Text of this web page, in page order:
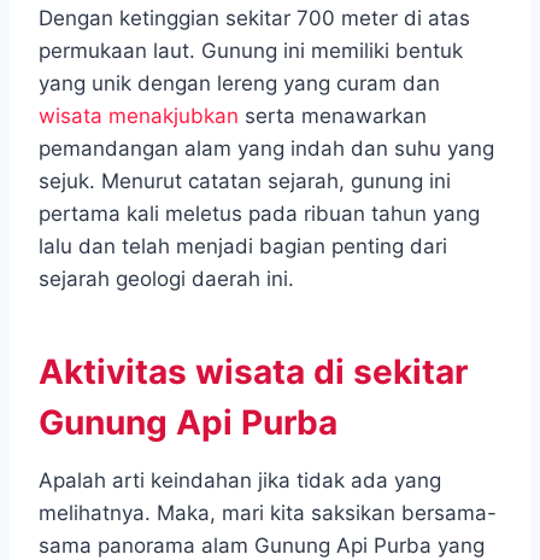
Dengan ketinggian sekitar 700 meter di atas
permukaan laut. Gunung ini memiliki bentuk
yang unik dengan lereng yang curam dan
wisata menakjubkan serta menawarkan
pemandangan alam yang indah dan suhu yang
sejuk. Menurut catatan sejarah, gunung ini
pertama kali meletus pada ribuan tahun yang
lalu dan telah menjadi bagian penting dari
sejarah geologi daerah ini.
Aktivitas wisata di sekitar
Gunung Api Purba
Apalah arti keindahan jika tidak ada yang
melihatnya. Maka, mari kita saksikan bersama-
sama panorama alam Gunung Api Purba yang